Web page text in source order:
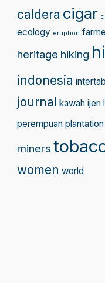
caldera cigar
ecology eruption
heritage hiking
indonesia
journal kawah ijen
perempuan plantation
miners
women world